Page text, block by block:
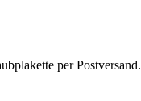
per Postversand.